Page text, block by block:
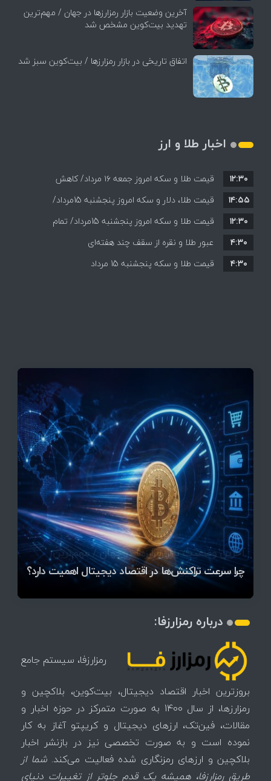
آخرین وضعیت بازار رمزارزها در جهان / مهم‌ترین
تهدید بیت‌کوین مشخص شد
اتفاق تاریخی در بازار رمزارزها / بیت‌کوین سبز شد
اخبار طلا و ارز
قیمت طلا و سکه امروز جمعه ۱۶ مرداد/ کاهش
قیمت ها+ جدول و جزییات
۱۲:۳۰
قیمت طلا، دلار و سکه امروز پنجشنبه 15مرداد/
افزایش قیمت ها + جدول
۱۴:۵۵
قیمت طلا و سکه امروز پنجشنبه 15مرداد/ تمام
قیمت ها بر مدار افزایش + جدول
۱۲:۳۰
عبور طلا و نقره از سقف چند هفته‌ای
۴:۳۰
قیمت طلا و سکه پنجشنبه 15 مرداد
۴:۳۰
چرا سرعت تراکنش‌ها در اقتصاد دیجیتال اهمیت دارد؟
آخرین وضعیت بازار رمزارزها در جهان / مهم‌ترین
تهدید بیت‌کوین مشخص شد
اتفاق تاریخی در بازار رمزارزها / بیت‌کوین سبز شد
قیمت تتر، بیت‌کوین و اتریوم امروز دوشنبه ۵ مرداد
۱۴۰۵ | بیت‌کوین این مرز را از دست بدهد، همه‌چیز
تغییر می‌کند
رقابت پنهان دولت‌ها بر سر بیت‌کوین/ ۱۰ کشور برتر
کدامند؟
اتفاق مهم در بازار رمزارزها / بیت‌کوین وارد فاز تازه شد
تازه‌ترین رسوایی ارز دیجیتال؛ شکایت میلیاردی روی
میز / ۶۲۲ بیت‌کوین کجا رفت؟
بحران بدهی شرکت‌ها و خطر فروش اجباری میلیاردها
دلار بیت‌کوین
درباره رمزارزفا:
رمزارزفا، سیستم جامع
بروزترین اخبار اقتصاد دیجیتال، بیت‌کوین، بلاکچین و
رمزارزها، از سال 1400 به صورت متمرکز در حوزه اخبار و
مقالات، فین‌تک، ارزهای‌ دیجیتال و کریپتو آغاز به کار
نموده است و به صورت تخصصی نیز در بازنشر اخبار
بلاکچین و ارزهای رمزنگاری شده فعالیت می‌کند.شما از
طریق رمزارزفا، همیشه یک قدم جلوتر از تغییرات دنیای